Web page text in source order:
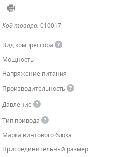
Код товара:010017
Вид компрессора
Мощность
Напряжение питания
Производительность
Давление
Тип привода
Марка винтового блока
Присоединительный размер
ЧИЛЛЕРЫ
КОНТЕЙНЕРЫ ДЛЯ ОБОРУДОВАНИЯ
БЕНЗИНОВЫЕ МОТОПОМПЫ
ДИЗЕЛЬНЫЕ МОТОПОМПЫ
ОСВЕТИТЕЛЬНЫЕ МАЧТЫ
ЛЕНТОЧНОПИЛЬНЫЕ СТАНКИ
ПРЕДОХРАНИТЕЛЬНЫЕ КЛАПАНЫ
ВПУСКНЫЕ КЛАПАНЫ
ОБРАТНЫЕ КЛАПАНЫ
КЛАПАНЫ МИНИМАЛЬНОГО ДАВЛЕНИЯ
ДАТЧИКИ